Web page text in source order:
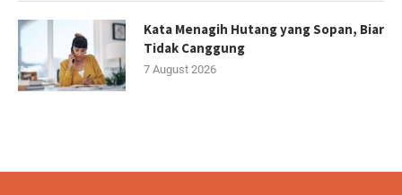
Kata Menagih Hutang yang Sopan, Biar
Tidak Canggung
7 August 2026